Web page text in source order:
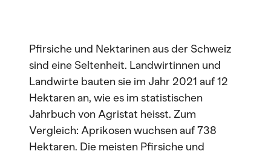
Pfirsiche und Nektarinen aus der Schweiz
sind eine Seltenheit. Landwirtinnen und
Landwirte bauten sie im Jahr 2021 auf 12
Hektaren an, wie es im statistischen
Jahrbuch von Agristat heisst. Zum
Vergleich: Aprikosen wuchsen auf 738
Hektaren. Die meisten Pfirsiche und